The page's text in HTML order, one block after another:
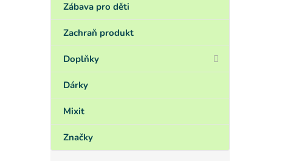
Zábava pro děti
Zachraň produkt
Doplňky
Dárky
Mixit
Značky